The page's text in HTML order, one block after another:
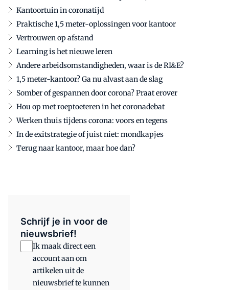
Kantoortuin in coronatijd
Praktische 1,5 meter-oplossingen voor kantoor
Vertrouwen op afstand
Learning is het nieuwe leren
Andere arbeidsomstandigheden, waar is de RI&E?
1,5 meter-kantoor? Ga nu alvast aan de slag
Somber of gespannen door corona? Praat erover
Hou op met roeptoeteren in het coronadebat
Werken thuis tijdens corona: voors en tegens
In de exitstrategie of juist niet: mondkapjes
Terug naar kantoor, maar hoe dan?
Schrijf je in voor de
nieuwsbrief!
Ik maak direct een
account aan om
artikelen uit de
nieuwsbrief te kunnen